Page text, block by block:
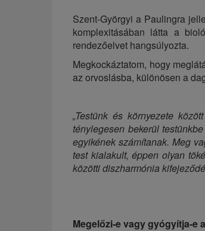
Szent-Györgyi a Paulingra
komplexitásában látta a
rendezőelvet hangsúlyozta.
Megkockáztatom, hogy
az orvoslásba, különösen a
„Testünk és környezete
ténylegesen bekerül
egyikének számítanak. Meg
test kialakult, éppen olyan
közötti diszharmónia
Megelőzi-e vagy gyógyítja-e